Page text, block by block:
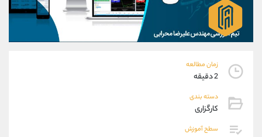
زمان مطالعه
2 دقیقه
دسته بندی
کارگزاری
سطح آموزش
09927779040
واتساپ شروع گفتگو
تلگرام @Armteam_admin_por
پشتیبان فروش
موبایل
واتساپ
تلگرام